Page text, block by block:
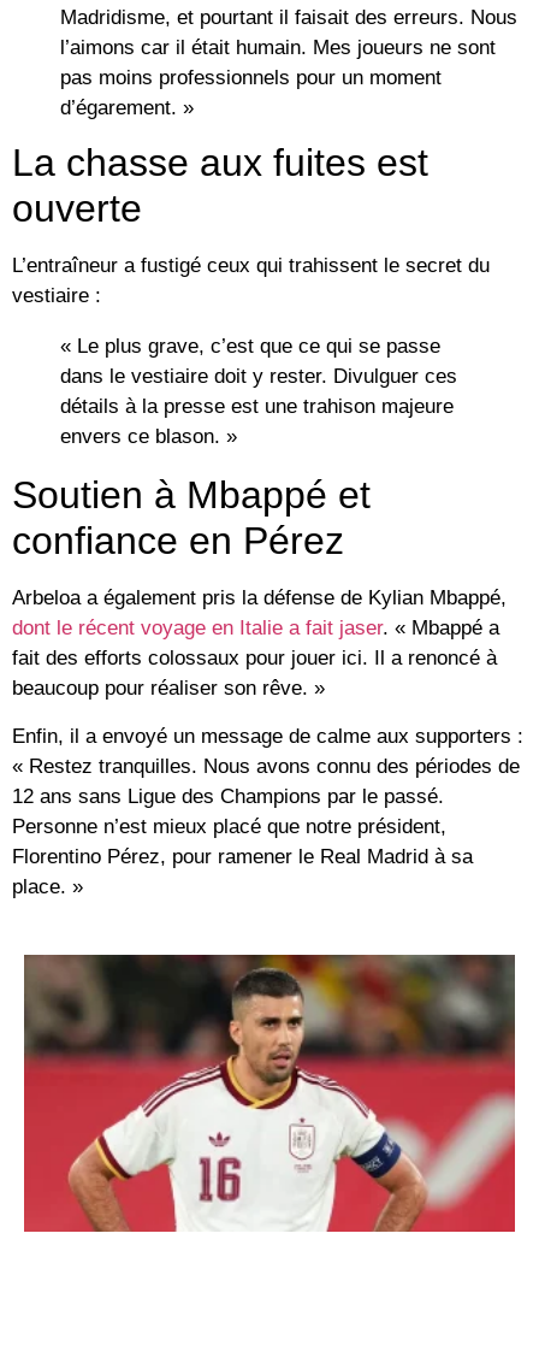
Madridisme, et pourtant il faisait des erreurs. Nous
l’aimons car il était humain. Mes joueurs ne sont
pas moins professionnels pour un moment
d’égarement. »
La chasse aux fuites est
ouverte
L’entraîneur a fustigé ceux qui trahissent le secret du
vestiaire :
« Le plus grave, c’est que ce qui se passe
dans le vestiaire doit y rester. Divulguer ces
détails à la presse est une trahison majeure
envers ce blason. »
Soutien à Mbappé et
confiance en Pérez
Arbeloa a également pris la défense de Kylian Mbappé,
dont le récent voyage en Italie a fait jaser. « Mbappé a
fait des efforts colossaux pour jouer ici. Il a renoncé à
beaucoup pour réaliser son rêve. »
Enfin, il a envoyé un message de calme aux supporters :
« Restez tranquilles. Nous avons connu des périodes de
12 ans sans Ligue des Champions par le passé.
Personne n’est mieux placé que notre président,
Florentino Pérez, pour ramener le Real Madrid à sa
place. »